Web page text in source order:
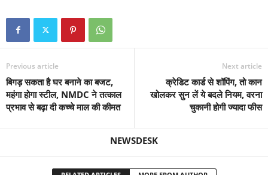
Previous article
बिगड़ सकता है घर बनाने का बजट,
महंगा होगा स्टील, NMDC ने तत्काल
प्रभाव से बढ़ा दी कच्चे माल की कीमत
Next article
क्रेडिट कार्ड से शॉपिंग, तो कान
खोलकर सुन लें ये बदले नियम, वरना
चुकानी होगी ज्यादा फीस
NEWSDESK